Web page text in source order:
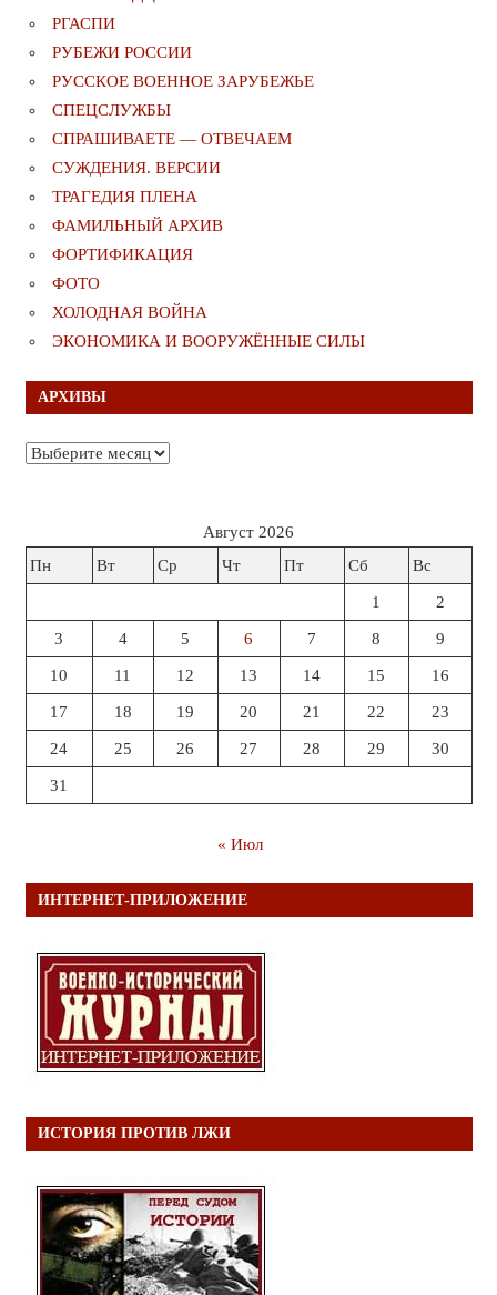
РГАСПИ
РУБЕЖИ РОССИИ
РУССКОЕ ВОЕННОЕ ЗАРУБЕЖЬЕ
СПЕЦСЛУЖБЫ
СПРАШИВАЕТЕ — ОТВЕЧАЕМ
СУЖДЕНИЯ. ВЕРСИИ
ТРАГЕДИЯ ПЛЕНА
ФАМИЛЬНЫЙ АРХИВ
ФОРТИФИКАЦИЯ
ФОТО
ХОЛОДНАЯ ВОЙНА
ЭКОНОМИКА И ВООРУЖЁННЫЕ СИЛЫ
АРХИВЫ
Архивы
Август 2026
Пн
Вт Ср Чт Пт Сб Вс
1 2
3 4 5 6 7 8 9
10 11 12 13 14 15 16
17 18 19 20 21 22 23
24 25 26 27 28 29 30
31
« Июл
ИНТЕРНЕТ-ПРИЛОЖЕНИЕ
ИСТОРИЯ ПРОТИВ ЛЖИ